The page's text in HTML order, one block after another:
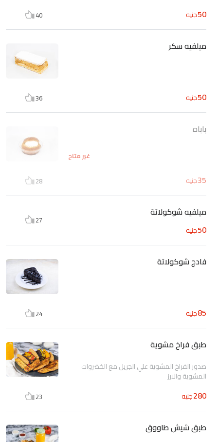
50جنيه 40
ميلفيه سكر
50جنيه 36
باباه
غير متاح
35جنيه 28
ميلفيه شوكولاتة
50جنيه
27
فادج شوكولاتة
85جنيه 24
طبق فراخ مشوية
صدور الفراخ المشوية علي الجريل مع الخضروات
المشوية والارز
280جنيه 23
طبق شيش طاووق